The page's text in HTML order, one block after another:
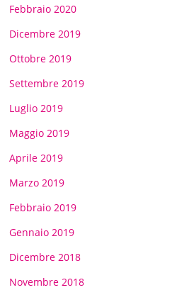
Febbraio 2020
Dicembre 2019
Ottobre 2019
Settembre 2019
Luglio 2019
Maggio 2019
Aprile 2019
Marzo 2019
Febbraio 2019
Gennaio 2019
Dicembre 2018
Novembre 2018